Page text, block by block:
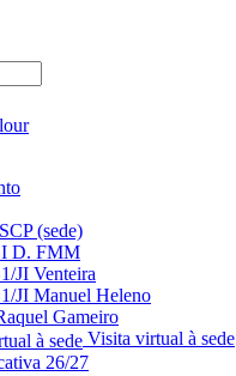
(sede)
D. FMM
JI Venteira
JI Manuel Heleno
Gameiro
Visita virtual à sede
26/27